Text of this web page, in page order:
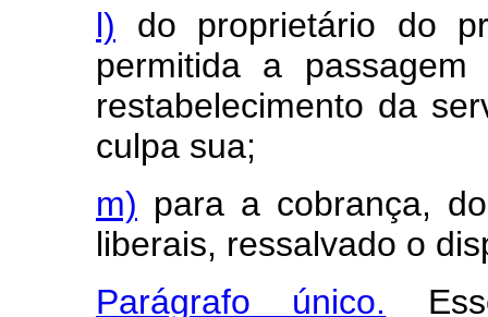
l) do proprietário do
permitida a
restabelecimento da
culpa sua;
m) para a cobrança,
liberais, ressalvado o
Parágrafo único.